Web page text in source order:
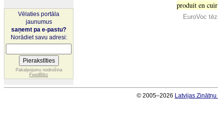
Vēlaties portāla
jaunumus
saņemt pa e-pastu?
Norādiet savu adresi:
Pakalpojumu nodrošina
FeedBlitz
produit en cuir
EuroVoc
© 2005–2026 Latvijas